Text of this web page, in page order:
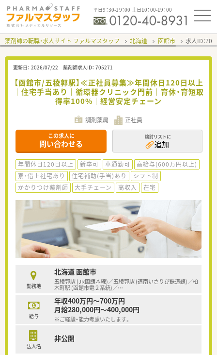
平日9：30-19：00 土日10：00-19：00
薬剤師の転職・求人サイト ファルマスタッフ 北海道 函館市 求人ID：
更新日： 2026/07/22 薬剤師求人ID： 705271
【函館市/五稜郭駅】≪正社員募集≫年間休日120日以上
｜住宅手当あり｜循環器クリニック門前｜育休・育短取
得率100%｜経営安定チェーン
調剤薬局 正社員
この求人に
問い合わせる
検討リストに
追加
年間休日120日以上 新卒可 車通勤可
高給与(600万円以上)
寮・借上社宅あり
住宅補助(手当)あり
シフト制
かかりつけ薬剤師
大手チェーン 高収入 在宅
勤務地
北海道 函館市
五稜郭駅 (JR函館本線)／五稜郭駅 (道南いさりび鉄道線)／柏
木町駅 (函館市電２系統)／…
給与
年収400万円～700万円
月給280,000円～400,000円
※ご経験・能力考慮いたします。
法人名
非公開